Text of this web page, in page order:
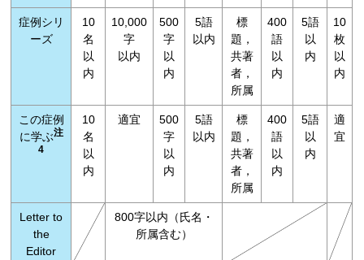
症例シリ
ーズ
10
名
以
内
10,000
字
以内
500
字
以
内
5語
以内
標
題，
共著
者，
所属
400
語
以
内
5語
以
内
10
枚
以
内
この症例
に学ぶ注
4
10
名
以
内
適宜
500
字
以
内
5語
以内
標
題，
共著
者，
所属
400
語
以
内
5語
以
内
適
宜
Letter to
the
Editor
800字以内（氏名・
所属含む）